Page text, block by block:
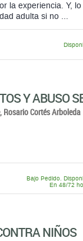
la experiencia. Y,
adulta si no ...
Y ABUSO
Rosario Cortés Arboleda
Bajo Pedido.
En 48/72
NIÑOS